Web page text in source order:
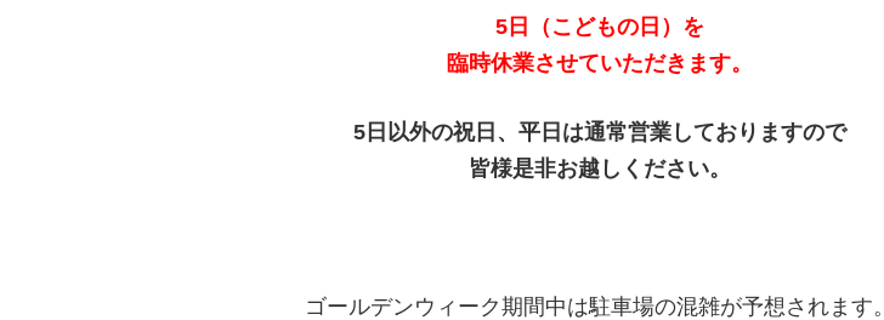
5 日（こどもの日）を
臨時休業させていただきます。
5日以外の祝日、 平日は通常営業しておりますので
皆様是非お越しください。
ゴールデンウィーク期間中は駐車場の混雑が予想されます。